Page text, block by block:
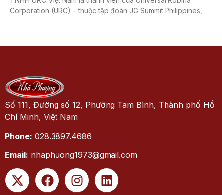
Corporation (URC) – thuộc tập đoàn JG Summit Philippines,
Số 111, Đường số 12, Phường Tam Bình, Thành phố Hồ
Chí Minh, Việt Nam
Phone: 028.3897.4686
Email: nhaphuong1973@gmail.com